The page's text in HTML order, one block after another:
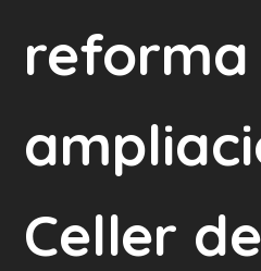
reforma
Celler de